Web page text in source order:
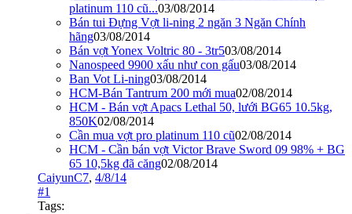
platinum 110 cũ...03/08/2014
Bán tui Đựng Vợt li-ning 2 ngăn 3 Ngăn Chính
hãng03/08/2014
Bán vợt Yonex Voltric 80 - 3tr503/08/2014
Nanospeed 9900 xấu như con gấu03/08/2014
Ban Vot Li-ning03/08/2014
HCM-Bán Tantrum 200 mới mua02/08/2014
HCM - Bán vợt Apacs Lethal 50, lưới BG65 10.5kg,
850K02/08/2014
Cần mua vợt pro platinum 110 cũ02/08/2014
HCM - Cần bán vợt Victor Brave Sword 09 98% + BG
65 10,5kg đã căng02/08/2014
CaiyunC7, 4/8/14
#1
Tags: